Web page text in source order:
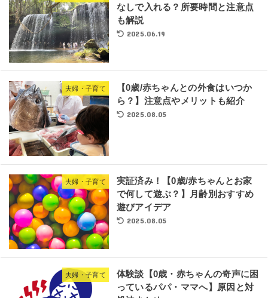
なしで入れる？所要時間と注意点
も解説
2025.06.19
夫婦・子育て
【0歳/赤ちゃんとの外食はいつか
ら？】注意点やメリットも紹介
2025.08.05
夫婦・子育て
実証済み！【0歳/赤ちゃんとお家
で何して遊ぶ？】月齢別おすすめ
遊びアイデア
2025.08.05
夫婦・子育て
体験談【0歳・赤ちゃんの奇声に困
っているパパ・ママへ】原因と対